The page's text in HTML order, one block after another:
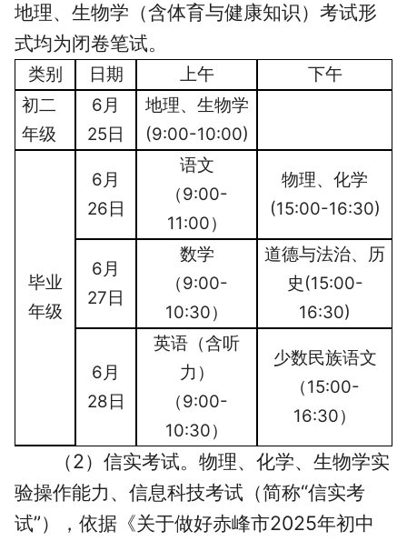
地理、生物学（含体育与健康知识）考试形
式均为闭卷笔试。
类别 日期 上午 下午
初二
年级
6月
25日
地理、生物学
(9:00-10:00)
毕业
年级
6月
26日
语文
（9:00-
11:00）
物理、化学
(15:00-16:30)
6月
27日
数学
（9:00-
10:30）
道德与法治、历
史(15:00-
16:30)
6月
28日
英语（含听
力）
（9:00-
10:30）
少数民族语文
（15:00-
16:30）
（2）信实考试。物理、化学、生物学实
验操作能力、信息科技考试（简称“信实考
试”），依据《关于做好赤峰市2025年初中